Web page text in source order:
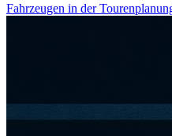
Fahrzeugen in der